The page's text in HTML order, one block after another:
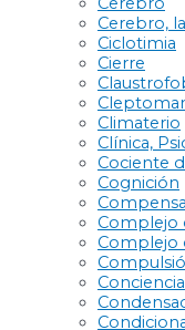
Cerebro,
Ciclotimia
Cierre
Climaterio
Clínica,
Cociente
Cognición
Complejo
Complejo
Conciencia